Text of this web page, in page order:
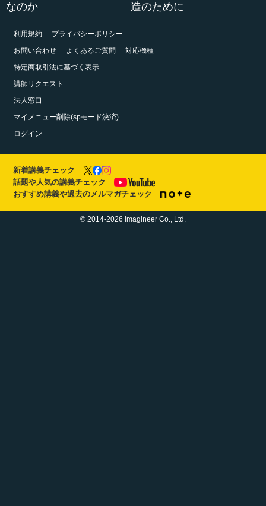
なのか
造のために
利用規約
プライバシーポリシー
お問い合わせ
よくあるご質問
対応機種
特定商取引法に基づく表示
講師リクエスト
法人窓口
マイメニュー削除(spモード決済)
ログイン
新着講義チェック
話題や人気の講義チェック
おすすめ講義や過去のメルマガチェック
© 2014-2026 Imagineer Co., Ltd.